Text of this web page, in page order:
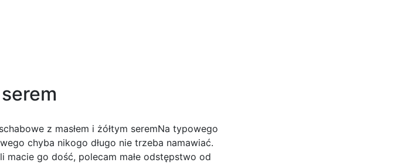
z masłem i żółtym seremNa typowego
chyba nikogo długo nie trzeba namawiać.
macie go dość, polecam małe odstępstwo od